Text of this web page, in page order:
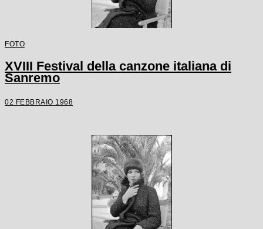
FOTO
XVIII Festival della canzone italiana di
Sanremo
02 FEBBRAIO 1968